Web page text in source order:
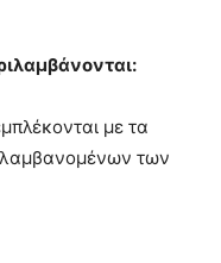
με τα
των